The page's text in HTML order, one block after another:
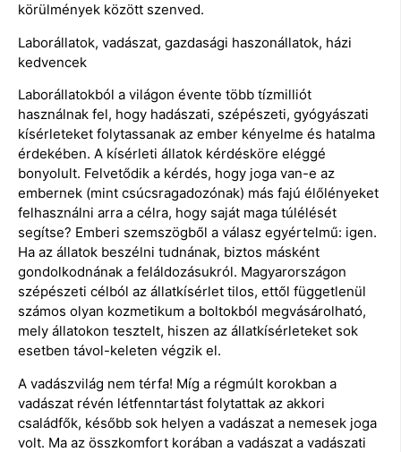
körülmények között szenved.
Laborállatok, vadászat, gazdasági haszonállatok, házi
kedvencek
Laborállatokból a világon évente több tízmilliót
használnak fel, hogy hadászati, szépészeti, gyógyászati
kísérleteket folytassanak az ember kényelme és hatalma
érdekében. A kísérleti állatok kérdésköre eléggé
bonyolult. Felvetődik a kérdés, hogy joga van-e az
embernek (mint csúcsragadozónak) más fajú élőlényeket
felhasználni arra a célra, hogy saját maga túlélését
segítse? Emberi szemszögből a válasz egyértelmű: igen.
Ha az állatok beszélni tudnának, biztos másként
gondolkodnának a feláldozásukról. Magyarországon
szépészeti célból az állatkísérlet tilos, ettől függetlenül
számos olyan kozmetikum a boltokból megvásárolható,
mely állatokon tesztelt, hiszen az állatkísérleteket sok
esetben távol-keleten végzik el.
A vadászvilág nem térfa! Míg a régmúlt korokban a
vadászat révén létfenntartást folytattak az akkori
családfők, később sok helyen a vadászat a nemesek joga
volt. Ma az összkomfort korában a vadászat a vadászati